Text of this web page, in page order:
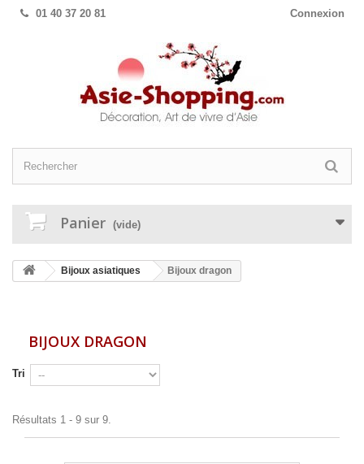
Connexion
01 40 37 20 81
Panier (vide)
Bijoux asiatiques Bijoux dragon
BIJOUX DRAGON
Tri
Résultats 1 - 9 sur 9.